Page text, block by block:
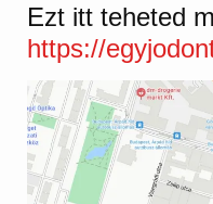
Ezt itt teheted
https://